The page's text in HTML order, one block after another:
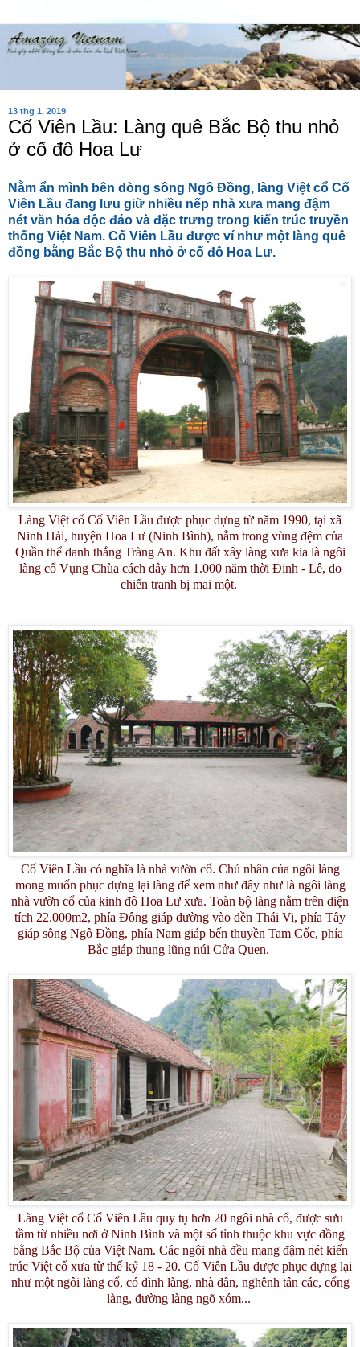
13 thg 1, 2019
Cố Viên Lầu: Làng quê Bắc Bộ thu nhỏ
ở cố đô Hoa Lư
Nằm ẩn mình bên dòng sông Ngô Đồng, làng Việt cổ Cố
Viên Lầu đang lưu giữ nhiều nếp nhà xưa mang đậm
nét văn hóa độc đáo và đặc trưng trong kiến trúc truyền
thống Việt Nam. Cố Viên Lầu được ví như một làng quê
đồng bằng Bắc Bộ thu nhỏ ở cố đô Hoa Lư.
Làng Việt cổ Cố Viên Lầu được phục dựng từ năm 1990, tại xã
Ninh Hải, huyện Hoa Lư (Ninh Bình), nằm trong vùng đệm của
Quần thể danh thắng Tràng An. Khu đất xây làng xưa kia là ngôi
làng cổ Vụng Chùa cách đây hơn 1.000 năm thời Đinh - Lê, do
chiến tranh bị mai một.
Cố Viên Lầu có nghĩa là nhà vườn cổ. Chủ nhân của ngôi làng
mong muốn phục dựng lại làng để xem như đây như là ngôi làng
nhà vườn cổ của kinh đô Hoa Lư xưa. Toàn bộ làng nằm trên diện
tích 22.000m2, phía Đông giáp đường vào đền Thái Vi, phía Tây
giáp sông Ngô Đồng, phía Nam giáp bến thuyền Tam Cốc, phía
Bắc giáp thung lũng núi Cửa Quen.
Làng Việt cổ Cố Viên Lầu quy tụ hơn 20 ngôi nhà cổ, được sưu
tầm từ nhiều nơi ở Ninh Bình và một số tỉnh thuộc khu vực đồng
bằng Bắc Bộ của Việt Nam. Các ngôi nhà đều mang đậm nét kiến
trúc Việt cổ xưa từ thế kỷ 18 - 20. Cố Viên Lầu được phục dựng lại
như một ngôi làng cổ, có đình làng, nhà dân, nghênh tân các, cổng
làng, đường làng ngõ xóm...